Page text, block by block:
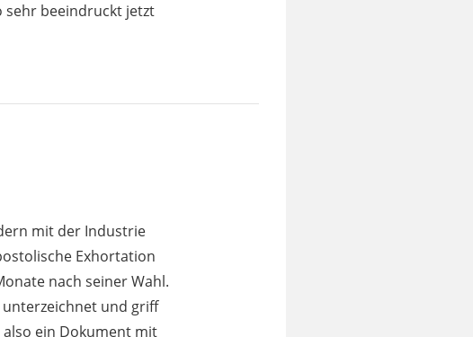
sehr beeindruckt jetzt
mit der Industrie
Exhortation
nach seiner Wahl.
unterzeichnet und griff
ein Dokument mit